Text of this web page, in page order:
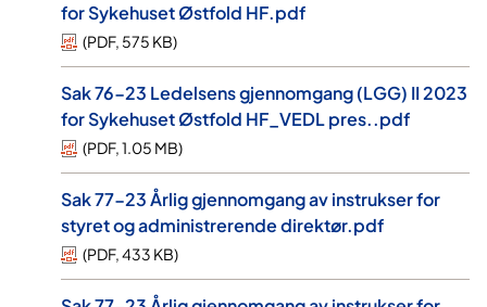
for Sykehuset Østfold HF.pdf
(PDF, 575 KB)
Sak 76-23 Ledelsens gjennomgang (LGG) II 2023
for Sykehuset Østfold HF_VEDL pres..pdf
(PDF,1.05 MB)
Sak 77-23 Årlig gjennomgang av instrukser for
styret og administrerende direktør.pdf
(PDF,433 KB)